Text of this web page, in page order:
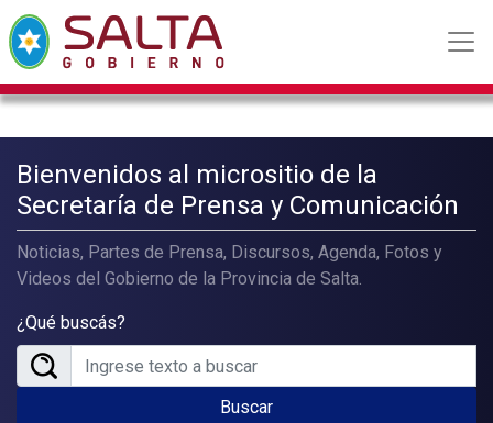
Bienvenidos al micrositio de la
Secretaría de Prensa y Comunicación
Noticias, Partes de Prensa, Discursos, Agenda, Fotos y
Videos del Gobierno de la Provincia de Salta.
¿Qué buscás?
Buscar